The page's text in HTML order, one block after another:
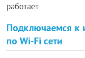
работает.
Подключаемся к
по Wi-Fi сети